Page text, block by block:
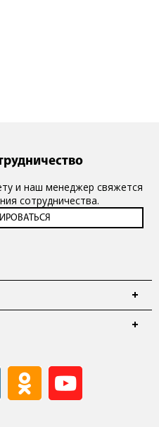
и наш менеджер свяжется
сотрудничества.